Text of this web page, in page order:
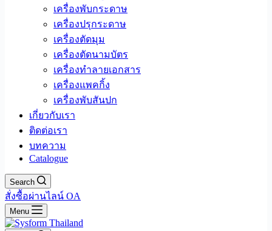
เครื่องพับกระดาษ
เครื่องปรุกระดาษ
เครื่องตัดมุม
เครื่องตัดนามบัตร
เครื่องทำลายเอกสาร
เครื่องแพคกิ้ง
เครื่องพับสันปก
เกี่ยวกับเรา
ติดต่อเรา
บทความ
Catalogue
Search
สั่งซื้อผ่านไลน์ OA
Menu